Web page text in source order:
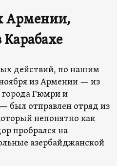
Армении,
действий, по нашим
из Армении — из
Гюмри и
был отправлен отряд из
непонятно как
пробрался на
азербайджанской